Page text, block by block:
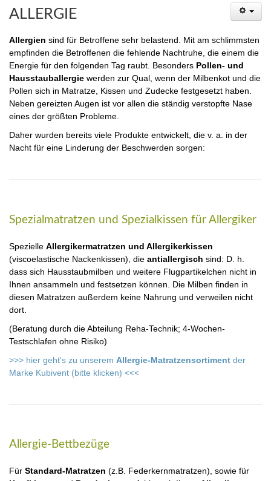
ALLERGIE
Allergien sind für Betroffene sehr belastend. Mit am schlimmsten
empfinden die Betroffenen die fehlende Nachtruhe, die einem die
Energie für den folgenden Tag raubt. Besonders Pollen- und
Hausstauballergie werden zur Qual, wenn der Milbenkot und die
Pollen sich in Matratze, Kissen und Zudecke festgesetzt haben.
Neben gereizten Augen ist vor allen die ständig verstopfte Nase
eines der größten Probleme.
Daher wurden bereits viele Produkte entwickelt, die v. a. in der
Nacht für eine Linderung der Beschwerden sorgen:
Spezialmatratzen und Spezialkissen für Allergiker
Spezielle Allergikermatratzen und Allergikerkissen
(viscoelastische Nackenkissen), die antiallergisch sind: D. h.
dass sich Hausstaubmilben und weitere Flugpartikelchen nicht in
Ihnen ansammeln und festsetzen können. Die Milben finden in
diesen Matratzen außerdem keine Nahrung und verweilen nicht
dort.
(Beratung durch die Abteilung Reha-Technik; 4-Wochen-
Testschlafen ohne Risiko)
>>> hier geht's zu unserem Allergie-Matratzensortiment der
Marke Kubivent (bitte klicken) <<<
Allergie-Bettbezüge
Für Standard-Matratzen (z.B. Federkernmatratzen), sowie für